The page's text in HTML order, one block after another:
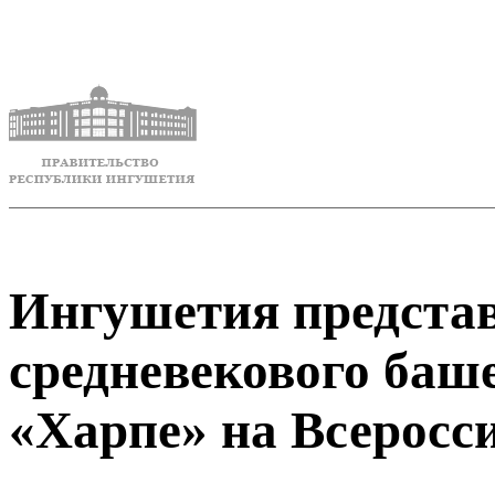
Ингушетия
средневекового
«Харпе» на